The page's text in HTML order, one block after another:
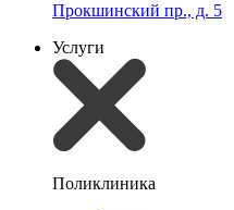
Прокшинский пр., д. 5
Услуги
Поликлиника